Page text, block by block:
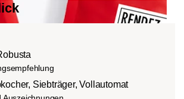
Siebträger, Vollautomat